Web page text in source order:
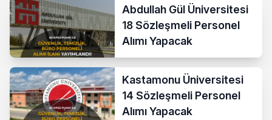
Abdullah Gül Üniversitesi
18 Sözleşmeli Personel
Alımı Yapacak
Kastamonu Üniversitesi
14 Sözleşmeli Personel
Alımı Yapacak